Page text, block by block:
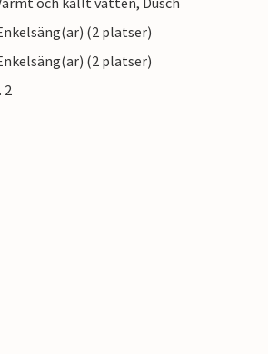
(2 platser)
(2 platser)
2